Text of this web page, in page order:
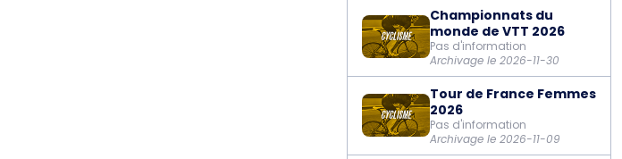
Championnats du
monde de VTT 2026
Pas d'information
Archivage le 2026-11-30
Tour de France Femmes
2026
Pas d'information
Archivage le 2026-11-09